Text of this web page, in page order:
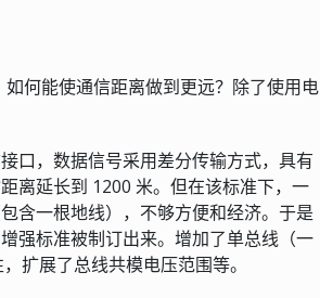
何能使通信距离做到更远？除了使用电
口，数据信号采用差分传输方式，具有
离延长到 1200 米。但在该标准下，一
含一根地线），不够方便和经济。于是
强标准被制订出来。增加了单总线（一
扩展了总线共模电压范围等。